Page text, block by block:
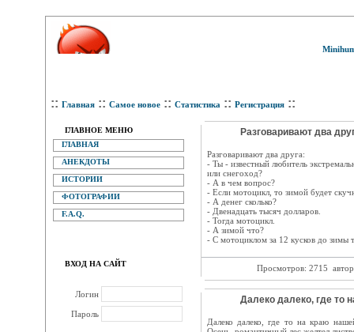
:: Главная :: Самое новое :: Статистика :: Регистрация ::
ГЛАВНОЕ МЕНЮ
ГЛАВНАЯ
АНЕКДОТЫ
ИСТОРИИ
ФОТОГРАФИИ
F.A.Q.
ВХОД НА САЙТ
Логин
Пароль
Разговаривают два
Разговаривают два друга:
- Ты - известный любитель
или снегоход?
- А в чем вопрос?
- Если мотоцикл, то зимой будет
- А денег сколько?
- Двенадцать тысяч долларов.
- Тогда мотоцикл.
- А зимой что?
- С мотоциклом за 12 кусков до зимы
Просмотров: 2715
Далеко далеко, где то
Далеко далеко, где то на краю